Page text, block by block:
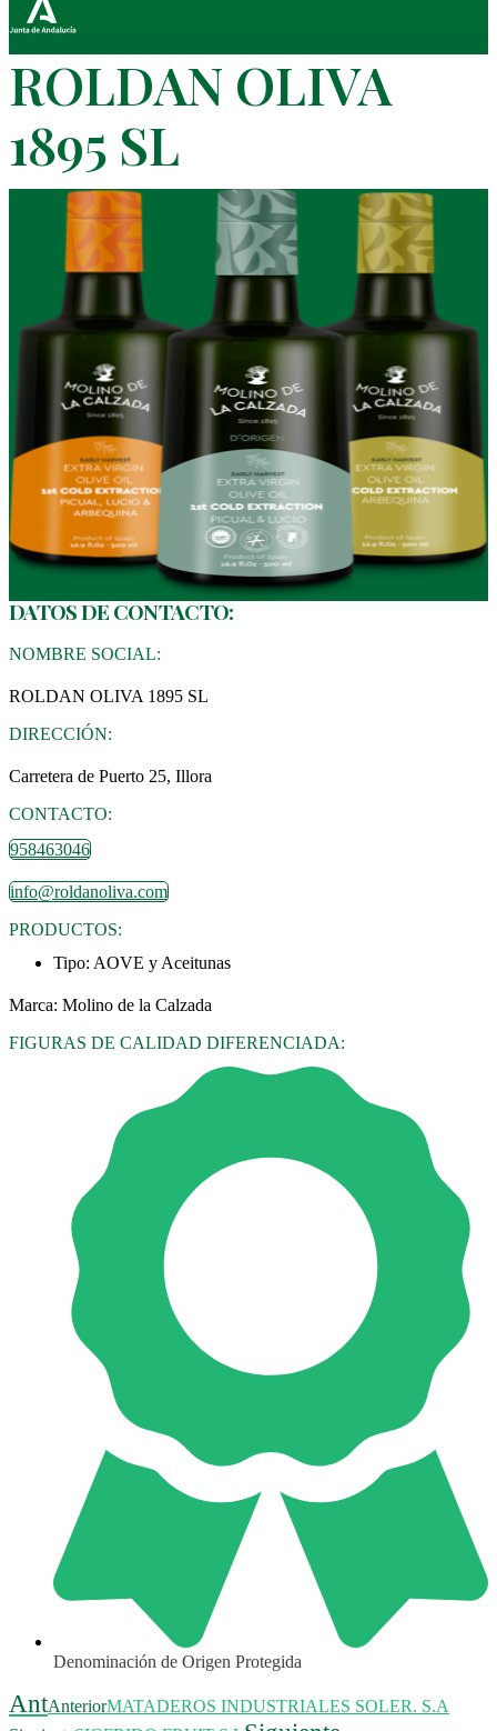
ROLDAN OLIVA
1895 SL
DATOS DE CONTACTO:
NOMBRE SOCIAL:
ROLDAN OLIVA 1895 SL
DIRECCIÓN:
Carretera de Puerto 25, Illora
CONTACTO:
958463046
info@roldanoliva.com
PRODUCTOS:
Tipo: AOVE y Aceitunas
Marca: Molino de la Calzada
FIGURAS DE CALIDAD DIFERENCIADA:
Denominación de Origen Protegida
AntAnteriorMATADEROS INDUSTRIALES SOLER. S.A